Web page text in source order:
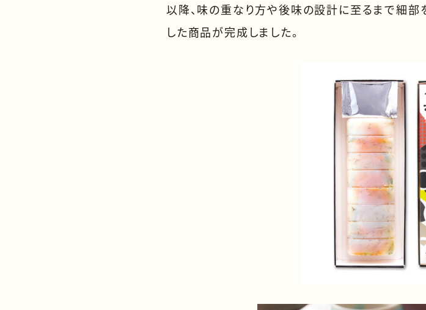
以降、味の重なり方や後味の設計に至るまで細部
した商品が完成しました。